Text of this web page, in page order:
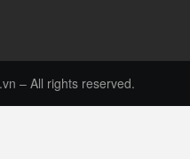
– All rights reserved.